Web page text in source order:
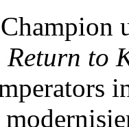
Return to